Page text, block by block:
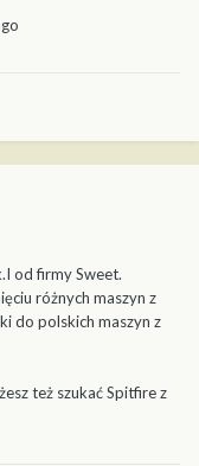
od firmy Sweet.
różnych maszyn z
do polskich maszyn z
też szukać Spitfire z